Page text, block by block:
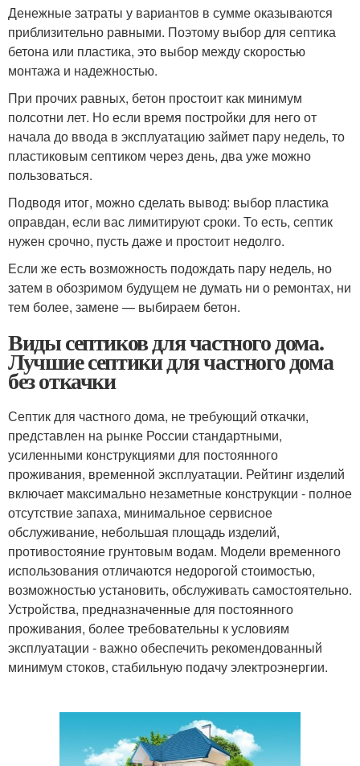
Денежные затраты у вариантов в сумме оказываются
приблизительно равными. Поэтому выбор для септика
бетона или пластика, это выбор между скоростью
монтажа и надежностью.
При прочих равных, бетон простоит как минимум
полсотни лет. Но если время постройки для него от
начала до ввода в эксплуатацию займет пару недель, то
пластиковым септиком через день, два уже можно
пользоваться.
Подводя итог, можно сделать вывод: выбор пластика
оправдан, если вас лимитируют сроки. То есть, септик
нужен срочно, пусть даже и простоит недолго.
Если же есть возможность подождать пару недель, но
затем в обозримом будущем не думать ни о ремонтах, ни
тем более, замене — выбираем бетон.
Виды септиков для частного дома.
Лучшие септики для частного дома
без откачки
Септик для частного дома, не требующий откачки,
представлен на рынке России стандартными,
усиленными конструкциями для постоянного
проживания, временной эксплуатации. Рейтинг изделий
включает максимально незаметные конструкции - полное
отсутствие запаха, минимальное сервисное
обслуживание, небольшая площадь изделий,
противостояние грунтовым водам. Модели временного
использования отличаются недорогой стоимостью,
возможностью установить, обслуживать самостоятельно.
Устройства, предназначенные для постоянного
проживания, более требовательны к условиям
эксплуатации - важно обеспечить рекомендованный
минимум стоков, стабильную подачу электроэнергии.